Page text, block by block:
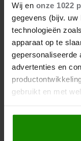
Wij en onze 1022
gegevens (bijv. uw
technologieën
apparaat op te
gepersonaliseerde
advertenties en
gebruikt en met
Als u het toestaat,
Informatie